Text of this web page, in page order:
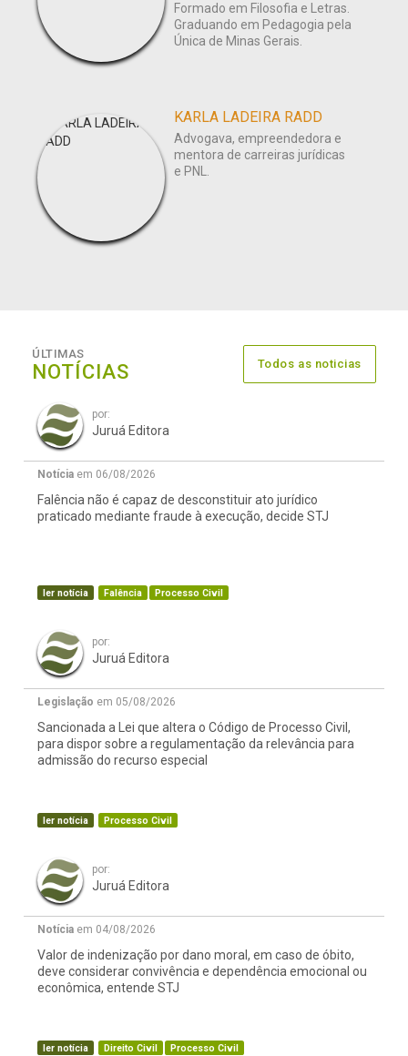
Formado em Filosofia e Letras.
Graduando em Pedagogia pela
Única de Minas Gerais.
KARLA LADEIRA RADD
Advogava, empreendedora e
mentora de carreiras jurídicas
e PNL.
ÚLTIMAS
NOTÍCIAS Todos as noticias
por:
Juruá Editora
Notícia em 06/08/2026
Falência não é capaz de desconstituir ato jurídico
praticado mediante fraude à execução, decide STJ
ler notícia Falência Processo Civil
por:
Juruá Editora
Legislação em 05/08/2026
Sancionada a Lei que altera o Código de Processo Civil,
para dispor sobre a regulamentação da relevância para
admissão do recurso especial
ler notícia Processo Civil
por:
Juruá Editora
Notícia em 04/08/2026
Valor de indenização por dano moral, em caso de óbito,
deve considerar convivência e dependência emocional ou
econômica, entende STJ
ler notícia Direito Civil Processo Civil